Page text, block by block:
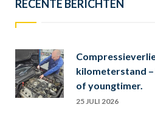
RECENTE BERICHTEN
kilometerstand
of youngtimer.
25 JULI 2026